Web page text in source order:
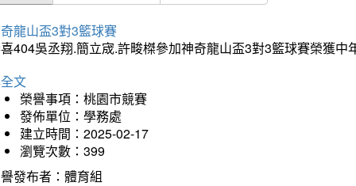
龍山盃3對3籃球賽
404吳丞翔.簡立宬.許畯榤參加神奇龍山盃3對3籃球賽榮獲中
文
榮譽事項：桃園市競賽
發佈單位：學務處
建立時間：2025-02-17
瀏覽次數：399
發布者：體育組